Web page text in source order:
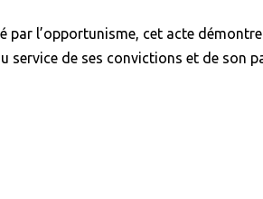
par l’opportunisme, cet acte
service de ses convictions et de son